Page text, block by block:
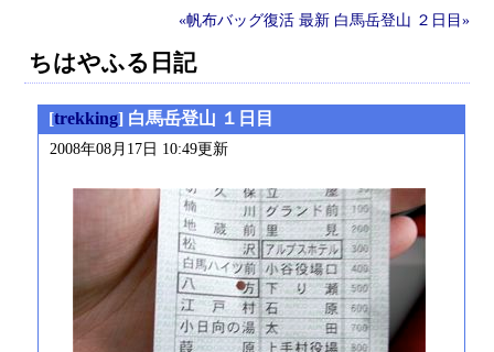
«帆布バッグ復活 最新 白馬岳登山 ２日目»
ちはやふる日記
[trekking] 白馬岳登山 １日目
2008年08月17日 10:49更新